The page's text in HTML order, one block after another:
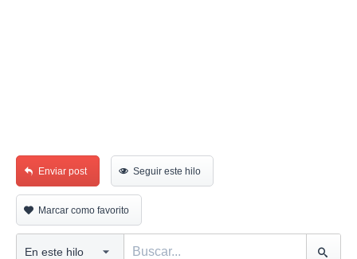
Enviar post Seguir este hilo
Marcar como favorito